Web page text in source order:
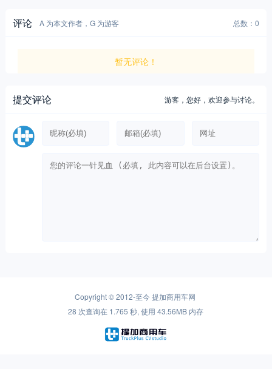
评论 A 为本文作者，G 为游客 总数：0
暂无评论！
提交评论 游客，您好，欢迎参与讨论。
Copyright © 2012-至今提加商用车网
28 次查询在 1.765 秒, 使用 43.56MB 内存